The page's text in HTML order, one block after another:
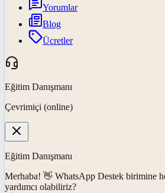
Yorumlar
Blog
Ücretler
Eğitim Danışmanı
Çevrimiçi (online)
Eğitim Danışmanı
Merhaba! 👋 WhatsApp Destek birimine
yardımcı olabiliriz?